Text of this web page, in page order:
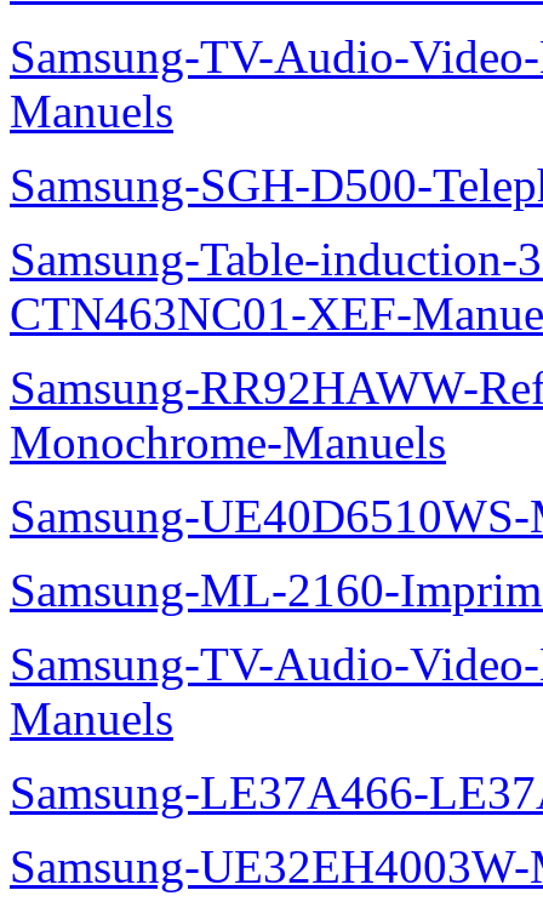
Samsung-TV-Audio-
Manuels
Samsung-SGH-D500-
Samsung-Table-
CTN463NC01-XEF-
Samsung-RR92HAWW-
Monochrome-Manuels
Samsung-UE40D6510WS-
Samsung-ML-2160-
Samsung-TV-Audio-
Manuels
Samsung-LE37A466-
Samsung-UE32EH4003W-